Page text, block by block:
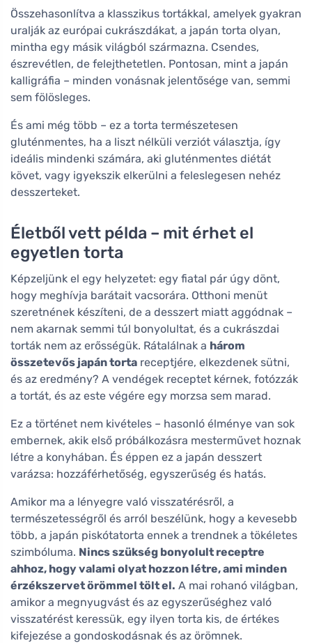
Összehasonlítva a klasszikus tortákkal, amelyek gyakran
uralják az európai cukrászdákat, a japán torta olyan,
mintha egy másik világból származna. Csendes,
észrevétlen, de felejthetetlen. Pontosan, mint a japán
kalligráfia – minden vonásnak jelentősége van, semmi
sem fölösleges.
És ami még több – ez a torta természetesen
gluténmentes, ha a liszt nélküli verziót választja, így
ideális mindenki számára, aki gluténmentes diétát
követ, vagy igyekszik elkerülni a feleslegesen nehéz
desszerteket.
Életből vett példa – mit érhet el
egyetlen torta
Képzeljünk el egy helyzetet: egy fiatal pár úgy dönt,
hogy meghívja barátait vacsorára. Otthoni menüt
szeretnének készíteni, de a desszert miatt aggódnak –
nem akarnak semmi túl bonyolultat, és a cukrászdai
torták nem az erősségük. Rátalálnak a három
összetevős japán torta receptjére, elkezdenek sütni,
és az eredmény? A vendégek receptet kérnek, fotózzák
a tortát, és az este végére egy morzsa sem marad.
Ez a történet nem kivételes – hasonló élménye van sok
embernek, akik első próbálkozásra mesterművet hoznak
létre a konyhában. És éppen ez a japán desszert
varázsa: hozzáférhetőség, egyszerűség és hatás.
Amikor ma a lényegre való visszatérésről, a
természetességről és arról beszélünk, hogy a kevesebb
több, a japán piskótatorta ennek a trendnek a tökéletes
szimbóluma. Nincs szükség bonyolult receptre
ahhoz, hogy valami olyat hozzon létre, ami minden
érzékszervet örömmel tölt el. A mai rohanó világban,
amikor a megnyugvást és az egyszerűséghez való
visszatérést keressük, egy ilyen torta kis, de értékes
kifejezése a gondoskodásnak és az örömnek.